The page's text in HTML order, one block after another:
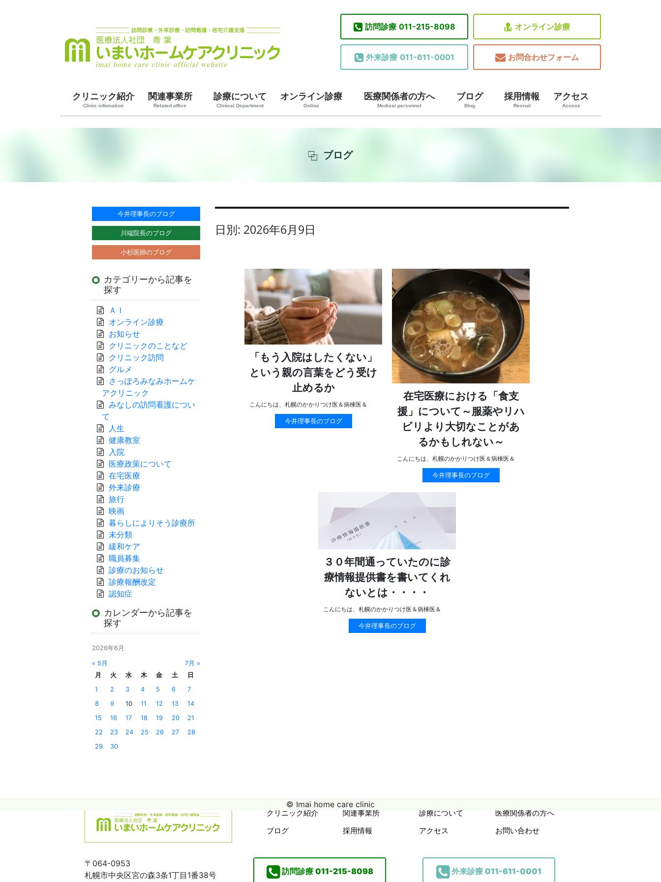
訪問診療 011-215-8098
外来診療 011-611-0001
オンライン診療
お問合わせフォーム
クリニック紹介
Clinic infomation
関連事業所
Related office
診療について
Clinical Department
オンライン診療
Online
医療関係者の方へ
Medical personnel
ブログ
Blog
採用情報
Recruit
アクセス
Access
ブログ
日別: 2026年6月9日
「もう入院はしたくない」
という親の言葉をどう受け
止めるか
こんにちは、札幌のかかりつけ医＆病棟医＆
今井理事長のブログ
在宅医療における「食支
援」について～服薬やリハ
ビリより大切なことがあ
るかもしれない～
こんにちは、札幌のかかりつけ医＆病棟医＆
今井理事長のブログ
３０年間通っていたのに診
療情報提供書を書いてくれ
ないとは・・・・
こんにちは、札幌のかかりつけ医＆病棟医＆
今井理事長のブログ
今井理事長のブログ
川端院長のブログ
小杉医師のブログ
カテゴリーから記事を
探す
ＡＩ
オンライン診療
お知らせ
クリニックのことなど
クリニック訪問
グルメ
さっぽろみなみホームケ
アクリニック
みなしの訪問看護につい
て
人生
健康教室
入院
医療政策について
在宅医療
外来診療
旅行
映画
暮らしによりそう診療所
未分類
緩和ケア
職員募集
診療のお知らせ
診療報酬改定
認知症
カレンダーから記事を
探す
2026年6月
« 5月
7月 »
月
火 水 木 金 土
日
1
2 3 4 5 6
7
8
9 10 11 12 13
14
15
16 17 18 19 20
21
22
23 24 25 26 27
28
29
30
クリニック紹介 関連事業所 診療について
医療関係者の方へ
ブログ
採用情報 アクセス お問い合わせ
〒064-0953
札幌市中央区宮の森3条1丁目1番38号
訪問診療 011-215-8098 外来診療 011-611-0001
© Imai home care clinic